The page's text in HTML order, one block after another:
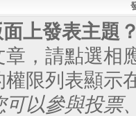
上發表主題
，請點選相
權限列表顯示
可以參與投票